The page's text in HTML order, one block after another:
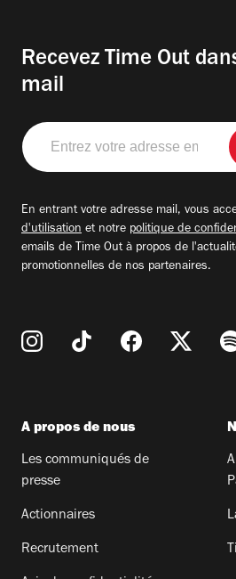
Recevez Time Out
mail
Entrez
votre
adresse
En entrant votre adresse mail, vous
d'utilisation et notre politique de
emails de Time Out à propos de
promotionnelles de nos partenaires.
A propos de nous
Les communiqués de
presse
Actionnaires
Recrutement